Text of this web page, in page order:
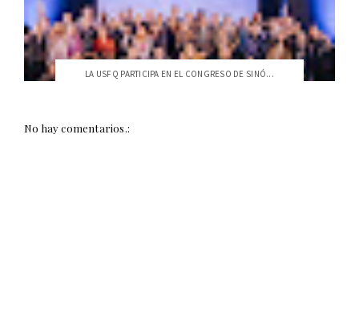
LA USFQ PARTICIPA EN EL CONGRESO DE SINÓ...
No hay comentarios.: